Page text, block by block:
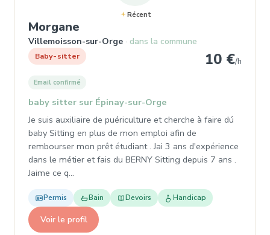
Récent
Morgane
Villemoisson-sur-Orge dans la commune
Baby-sitter 10 €/h
Email confirmé
baby sitter sur Épinay-sur-Orge
Je suis auxiliaire de puériculture et cherche à faire dú
baby Sitting en plus de mon emploi afin de
rembourser mon prêt étudiant . Jai 3 ans d'expérience
dans le métier et fais du BERNY Sitting depuis 7 ans .
Jaime ce q…
Permis Bain Devoirs Handicap
Voir le profil